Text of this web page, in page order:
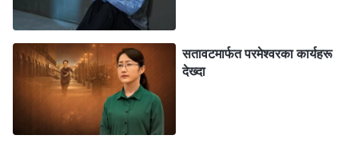
परमेश्‍वरलाई अनुरोध गरिरहेँ।
एक दिन मलाई एउटा भजन याद आयो, “ख्रीष्टलाई पछ्याउनु
परमेश्‍वरद्वारा पूर्वनिर्धारित छ”: “परमेश्वरले तोक्नुभएको छ कि हामीले
ख्रीष्टलाई पछ्याऔँ र परीक्षा र सङ्कष्टहरू सामना गरौँ। यदि हामी
परमेश्वरलाई साँच्चै प्रेम गर्छौँ भने, हामी उहाँको सार्वभौमिकता र
सतावटमार्फत परमेश्वरका कार्यहरू
देख्दा